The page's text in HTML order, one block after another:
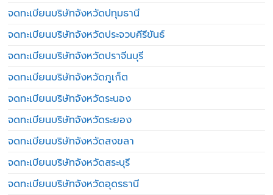
จดทะเบียนบริษัทจังหวัดปทุมธานี
จดทะเบียนบริษัทจังหวัดประจวบคีรีขันธ์
จดทะเบียนบริษัทจังหวัดปราจีนบุรี
จดทะเบียนบริษัทจังหวัดภูเก็ต
จดทะเบียนบริษัทจังหวัดระนอง
จดทะเบียนบริษัทจังหวัดระยอง
จดทะเบียนบริษัทจังหวัดสงขลา
จดทะเบียนบริษัทจังหวัดสระบุรี
จดทะเบียนบริษัทจังหวัดอุดรธานี